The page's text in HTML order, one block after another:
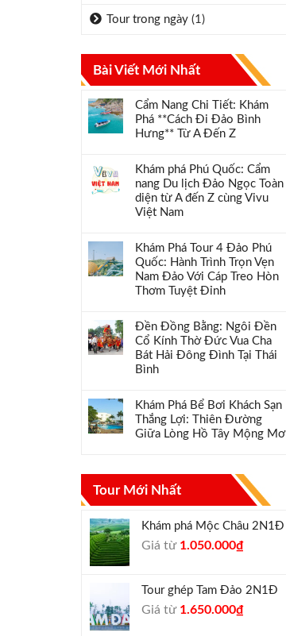
Tour trong ngày (1)
Bài Viết Mới Nhất
Cẩm Nang Chi Tiết: Khám
Phá **Cách Đi Đảo Bình
Hưng** Từ A Đến Z
Khám phá Phú Quốc: Cẩm
nang Du lịch Đảo Ngọc Toàn
diện từ A đến Z cùng Vivu
Việt Nam
Khám Phá Tour 4 Đảo Phú
Quốc: Hành Trình Trọn Vẹn
Nam Đảo Với Cáp Treo Hòn
Thơm Tuyệt Đỉnh
Đền Đồng Bằng: Ngôi Đền
Cổ Kính Thờ Đức Vua Cha
Bát Hải Đông Đình Tại Thái
Bình
Khám Phá Bể Bơi Khách Sạn
Thắng Lợi: Thiên Đường
Giữa Lòng Hồ Tây Mộng Mơ
Tour Mới Nhất
Khám phá Mộc Châu 2N1Đ
Giá từ Giá
1.300.000₫.
1.050.000₫Giá
là:
Tour ghép Tam Đảo 2N1Đ
Giá từ Giá
1.650.000₫Giá